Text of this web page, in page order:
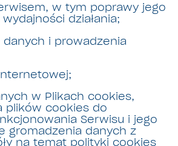
w tym poprawy jego
działania;
i prowadzenia
w Plikach cookies,
plików cookies do
Serwisu i jego
gromadzenia danych z
na temat polityki cookies